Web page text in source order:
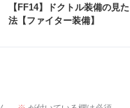
【FF14】ドクトル装備の見
法【ファイター装備】